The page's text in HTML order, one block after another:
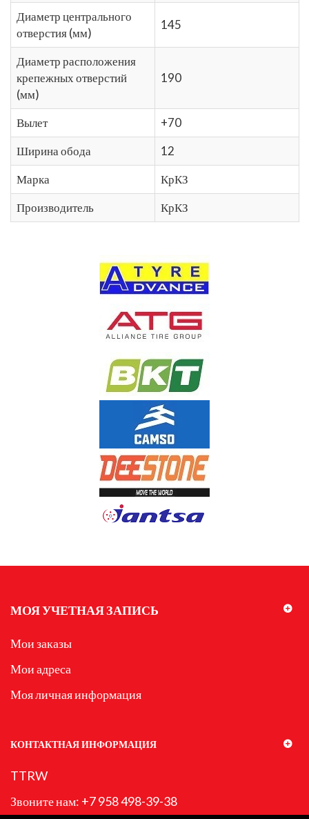
Диаметр центрального
отверстия (мм)
145
Диаметр расположения
крепежных отверстий
(мм)
190
Вылет
+70
Ширина обода
12
Марка
КрКЗ
Производитель
КрКЗ
МОЯ УЧЕТНАЯ ЗАПИСЬ
Мои заказы
Мои адреса
Моя личная информация
КОНТАКТНАЯ ИНФОРМАЦИЯ
TTRW
Звоните нам: +7 958 498-39-38